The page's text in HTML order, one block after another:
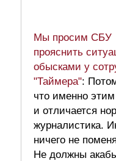
Мы просим СБУ
прояснить
обысками у
"Таймера":
что именно этим
и отличается
журналистика.
ничего не
Не должны